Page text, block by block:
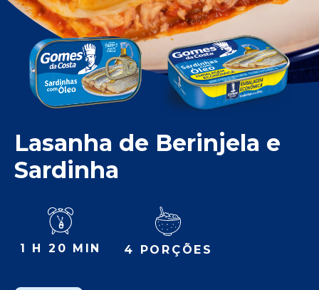
Lasanha de Berinjela e
Sardinha
1 H 20 MIN 4 PORÇÕES